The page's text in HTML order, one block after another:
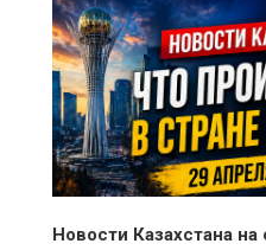
Новости Казахстана